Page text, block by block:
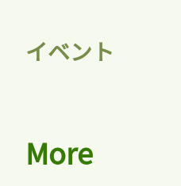
イベント
More